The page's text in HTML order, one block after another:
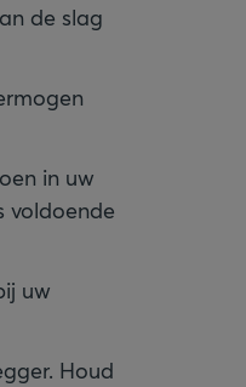
de slag
in uw
voldoende
uw
Houd